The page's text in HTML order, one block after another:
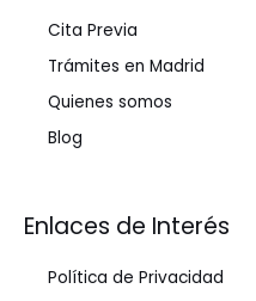
Cita Previa
Trámites en Madrid
Quienes somos
Blog
Enlaces de Interés
Política de Privacidad